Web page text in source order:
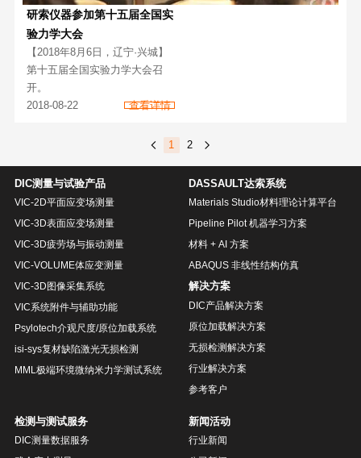
研索仪器参加第十五届全国实
验力学大会
【2018年8月6日，辽宁·兴城】
第十五届全国实验力学大会召
开。
2018-08-22
查看详情
1 2
DIC测量与试验产品
VIC-2D平面应变场测量
VIC-3D表面应变场测量
VIC-3D疲劳场与振动测量
VIC-VOLUME体应变测量
VIC-3D图像采集系统
VIC系统附件与辅助功能
Psylotech介观尺度/原位加载系统
isi-sys复材缺陷激光无损检测
MML极端环境微纳米力学测试系统
DASSAULT达索系统
Materials Studio材料理论计算平台
Pipeline Pilot 机器学习方案
材料 + AI 方案
ABAQUS 非线性结构仿真
解决方案
DIC产品解决方案
原位加载解决方案
无损检测解决方案
行业解决方案
参考客户
检测与测试服务
DIC测量数据服务
新闻活动
行业新闻